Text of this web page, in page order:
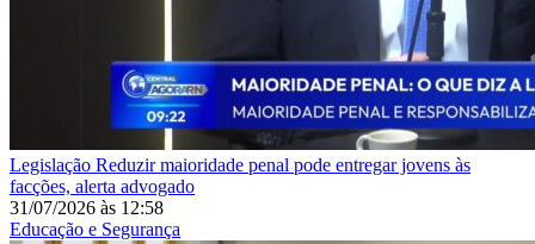
Legislação Reduzir maioridade penal pode entregar jovens às
facções, alerta advogado
31/07/2026 às 12:58
Educação e Segurança